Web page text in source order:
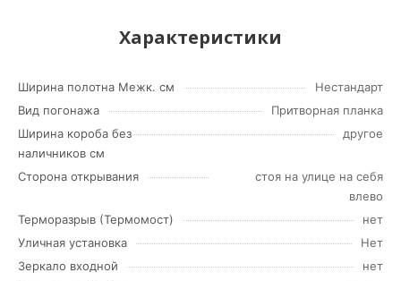
Характеристики
Ширина полотна Межк. см
Нестандарт
Вид погонажа
Притворная планка
Ширина короба без
наличников см
другое
Сторона открывания
стоя на улице на себя
влево
Терморазрыв (Термомост)
нет
Уличная установка
Нет
Зеркало входной
нет